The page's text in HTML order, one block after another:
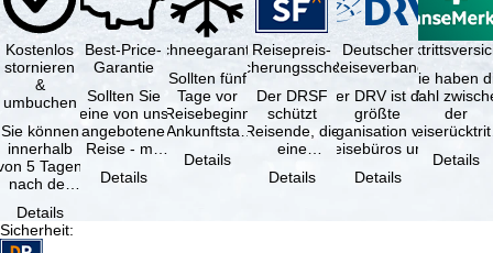
Kostenlos
stornieren
&
umbuchen
Sie können
innerhalb
5 Tagen
nach der
kostenfrei
Details
Best-Price-
Garantie
Sollten Sie
eine von uns
angebotene
Reise - mit
Leistung und
Details
Schneegarantie
Sollten fünf
Tage vor
Reisebeginn
(Ankunftstag)
aufgrund von
Schneemangel
Details
Reisepreis-
Sicherungsschein
Der DRSF
schützt
Reisende, die
eine
oder
Details
Deutscher
Reiseverband
Der DRV ist die
größte
Organisation von
Reisebüros und
Reiseveranstaltern
in …
Details
Sie haben
Wahl
der
(inklusive
Details
Sicherheit: